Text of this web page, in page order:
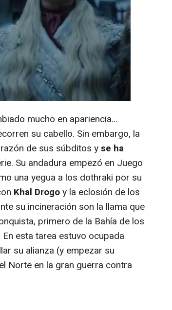
mucho en apariencia...
su cabello. Sin embargo, la
de sus súbditos yse ha
Su andadura empezó en Juego
una yegua a los dothraki por su
Khal Drogoy la eclosión de los
su incineración son la llama que
primero de la Bahía de los
esta tarea estuvo ocupada
su alianza (y empezar su
Norte en la gran guerra contra